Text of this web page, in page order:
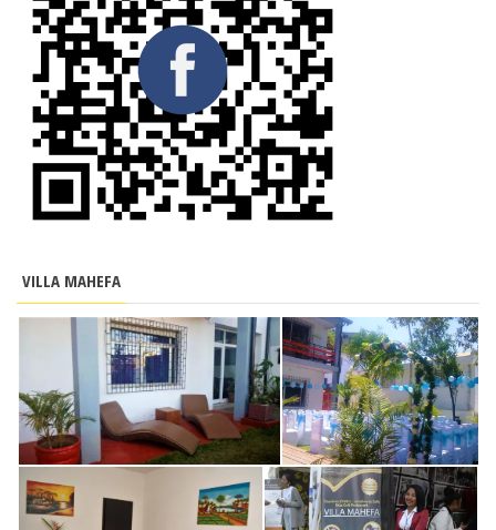
VILLA MAHEFA